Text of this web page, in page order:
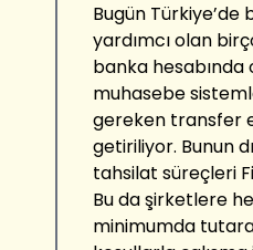
Bugün
yardımcı olan
banka
muhasebe
gereken transfer
getiriliyor. Bunun
tahsilat süreçleri
Bu da şirketlere
minimumda